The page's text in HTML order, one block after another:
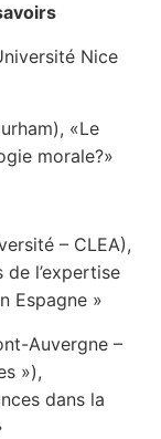
Nice
«Le
morale?»
– CLEA),
l’expertise
Espagne »
Auvergne –
»),
dans la